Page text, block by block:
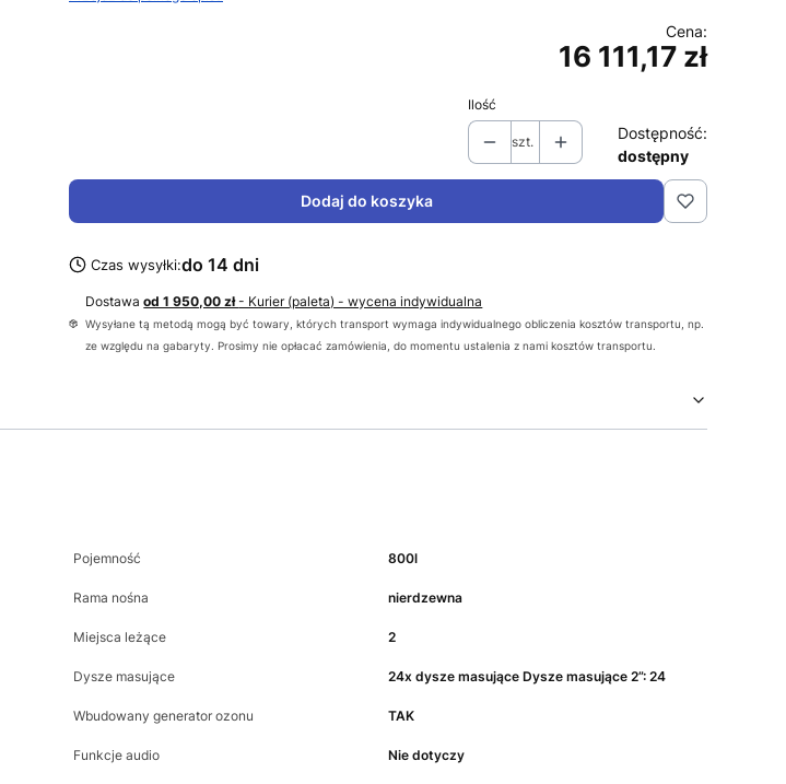
Cena
16 111,17 zł
Ilość
szt.
Dostępność:
dostępny
Dodaj do koszyka
Czas wysyłki:do 14 dni
Dostawaod 1 950,00 zł- Kurier (paleta) - wycena indywidualna
Wysyłane tą metodą mogą być towary, których transport wymaga indywidualnego obliczenia kosztów transportu, np.
ze względu na gabaryty. Prosimy nie opłacać zamówienia, do momentu ustalenia z nami kosztów transportu.
Pojemność 800l
Rama nośna nierdzewna
Miejsca leżące 2
Dysze masujące 24x dysze masujące Dysze masujące 2”: 24
Wbudowany generator ozonu TAK
Funkcje audio Nie dotyczy